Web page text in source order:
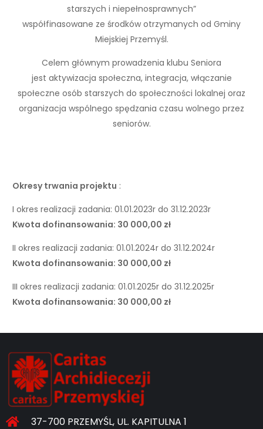
starszych i niepełnosprawnych”
współfinasowane ze środków otrzymanych od Gminy
Miejskiej Przemyśl.
Celem głównym prowadzenia klubu Seniora
jest aktywizacja społeczna, integracja, włączanie
społeczne osób starszych do społeczności lokalnej oraz
organizacja wspólnego spędzania czasu wolnego przez
seniorów.
Okresy trwania projektu :
I okres realizacji zadania: 01.01.2023r do 31.12.2023r
Kwota dofinansowania: 30 000,00 zł
II okres realizacji zadania: 01.01.2024r do 31.12.2024r
Kwota dofinansowania: 30 000,00 zł
III okres realizacji zadania: 01.01.2025r do 31.12.2025r
Kwota dofinansowania: 30 000,00 zł
37-700 PRZEMYŚL, UL. KAPITULNA 1